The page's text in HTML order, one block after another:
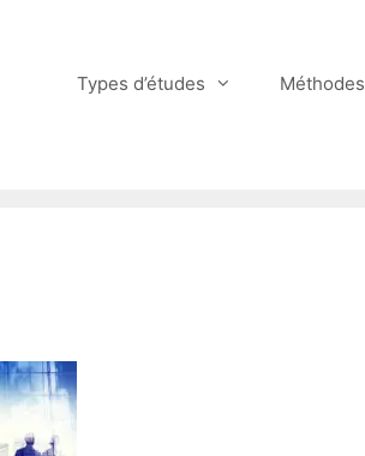
Types d’études Méthodes